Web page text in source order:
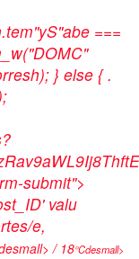
===
} else { .
submit">
valu
e,
/ 18°Cdesmall>